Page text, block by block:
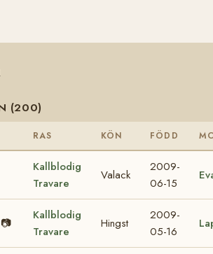
(200)
RAS KÖN FÖDD
Kallblodig
Travare
Valack
2009-
06-15
📷
Kallblodig
Travare
Hingst
2009-
05-16